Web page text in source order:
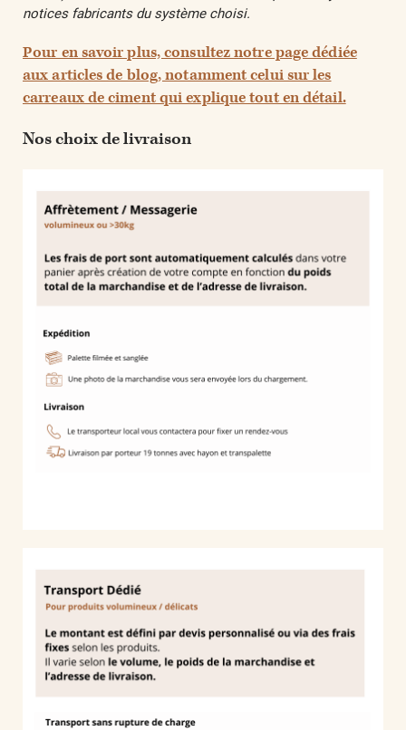
notices fabricants du système choisi.
Pour en savoir plus, consultez notre page dédiée
aux articles de blog, notamment celui sur les
carreaux de ciment qui explique tout en détail.
Nos choix de livraison​